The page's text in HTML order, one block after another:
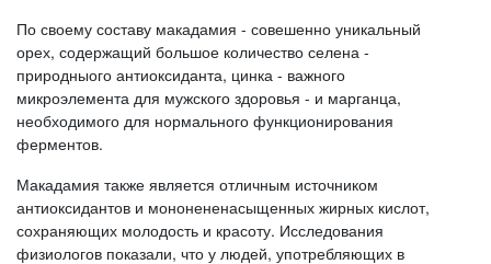
По своему составу макадамия - совешенно уникальный
орех, содержащий большое количество селена -
природныого антиоксиданта, цинка - важного
микроэлемента для мужского здоровья - и марганца,
необходимого для нормального функционирования
ферментов.
Макадамия также является отличным источником
антиоксидантов и мононененасыщенных жирных кислот,
сохраняющих молодость и красоту. Исследования
физиологов показали, что у людей, употребляющих в